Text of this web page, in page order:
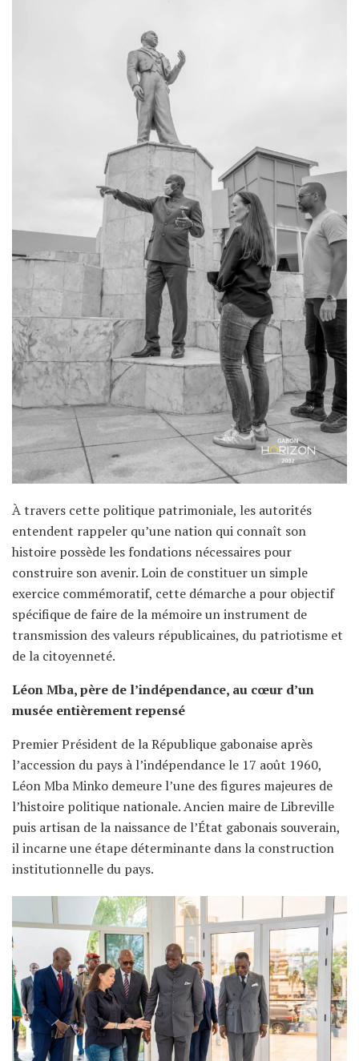
À travers cette politique patrimoniale, les autorités
entendent rappeler qu’une nation qui connaît son
histoire possède les fondations nécessaires pour
construire son avenir. Loin de constituer un simple
exercice commémoratif, cette démarche a pour objectif
spécifique de faire de la mémoire un instrument de
transmission des valeurs républicaines, du patriotisme et
de la citoyenneté.
Léon Mba, père de l’indépendance, au cœur d’un
musée entièrement repensé
Premier Président de la République gabonaise après
l’accession du pays à l’indépendance le 17 août 1960,
Léon Mba Minko demeure l’une des figures majeures de
l’histoire politique nationale. Ancien maire de Libreville
puis artisan de la naissance de l’État gabonais souverain,
il incarne une étape déterminante dans la construction
institutionnelle du pays.